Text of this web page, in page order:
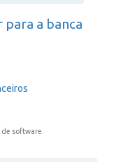
para a banca
de software